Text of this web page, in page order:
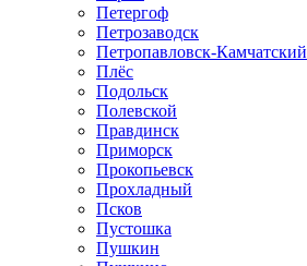
Петергоф
Петрозаводск
Петропавловск-Камчатский
Плёс
Подольск
Полевской
Правдинск
Приморск
Прокопьевск
Прохладный
Псков
Пустошка
Пушкин